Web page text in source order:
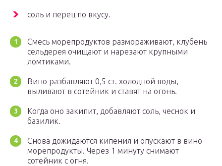
соль и перец по вкусу.
Смесь морепродуктов размораживают, клубень
сельдерея очищают и нарезают крупными
ломтиками.
Вино разбавляют 0,5 ст. холодной воды,
выливают в сотейник и ставят на огонь.
Когда оно закипит, добавляют соль, чеснок и
базилик.
Снова дожидаются кипения и опускают в вино
морепродукты. Через 1 минуту снимают
сотейник с огня.